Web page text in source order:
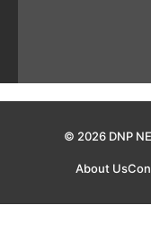
© 2026 DNP
About Us